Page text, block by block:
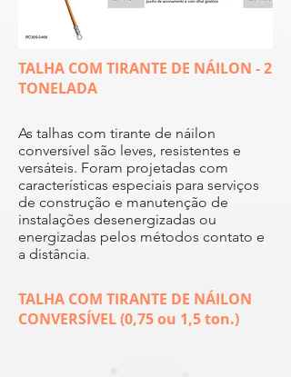
TALHA COM TIRANTE DE NÁILON - 2
TONELADA
As talhas com tirante de náilon
conversível são leves, resistentes e
versáteis. Foram projetadas com
características especiais para serviços
de construção e manutenção de
instalações desenergizadas ou
energizadas pelos métodos contato e
a distância.
TALHA COM TIRANTE DE NÁILON
CONVERSÍVEL (0,75 ou 1,5 ton.)